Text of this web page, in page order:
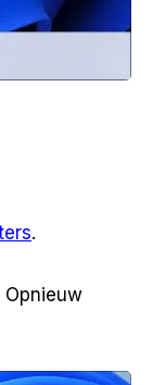
.
Opnieuw